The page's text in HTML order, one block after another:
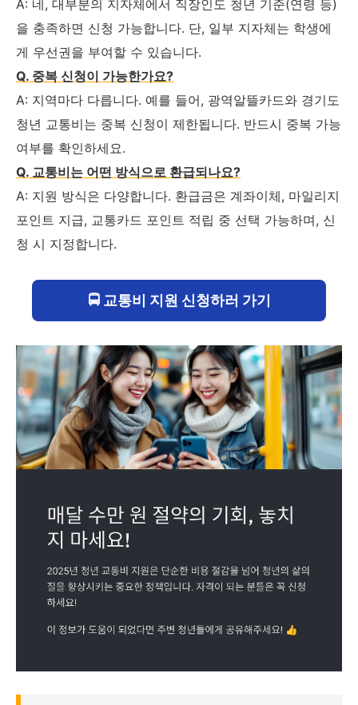
A: 네, 대부분의 지자체에서 직장인도 청년 기준(연령 등)
을 충족하면 신청 가능합니다. 단, 일부 지자체는 학생에
게 우선권을 부여할 수 있습니다.
Q. 중복 신청이 가능한가요?
A: 지역마다 다릅니다. 예를 들어, 광역알뜰카드와 경기도
청년 교통비는 중복 신청이 제한됩니다. 반드시 중복 가능
여부를 확인하세요.
Q. 교통비는 어떤 방식으로 환급되나요?
A: 지원 방식은 다양합니다. 환급금은 계좌이체, 마일리지
포인트 지급, 교통카드 포인트 적립 중 선택 가능하며, 신
청 시 지정합니다.
🚍 교통비 지원 신청하러 가기